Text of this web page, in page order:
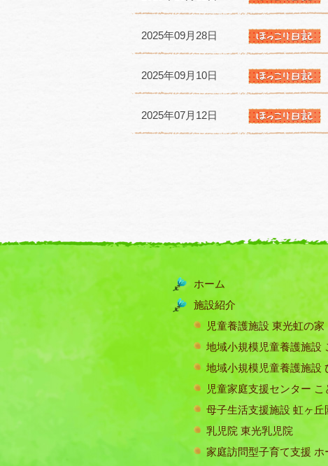
2025年09月28日
2025年09月10日
2025年07月12日
ホーム
施設紹介
児童養護施設 東光虹の家
地域小規模児童養護施設
地域小規模児童養護施設
児童家庭支援センター
母子生活支援施設 虹ヶ丘
乳児院 東光乳児院
家庭訪問型子育て支援